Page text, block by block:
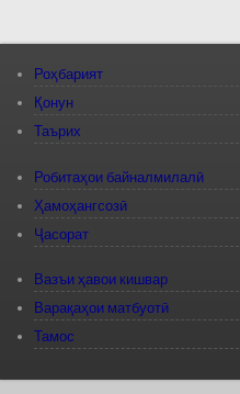
Роҳбарият
Қонун
Таърих
Робитаҳои байналмилалӣ
Ҳамоҳангсозӣ
Ҷасорат
Вазъи ҳавои кишвар
Варақаҳои матбуотӣ
Тамос